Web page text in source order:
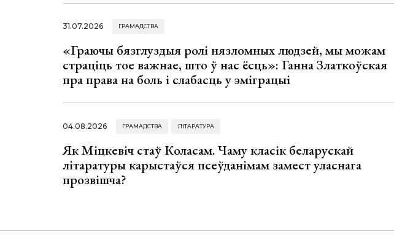
31.07.2026 ГРАМАДСТВА
«Граючы бязглуздыя ролі нязломных людзей, мы можам
страціць тое важнае, што ў нас ёсць»: Ганна Златкоўская
пра права на боль і слабасць у эміграцыі
04.08.2026 ГРАМАДСТВА ЛІТАРАТУРА
Як Міцкевіч стаў Коласам. Чаму класік беларускай
літаратуры карыстаўся псеўданімам замест уласнага
прозвішча?